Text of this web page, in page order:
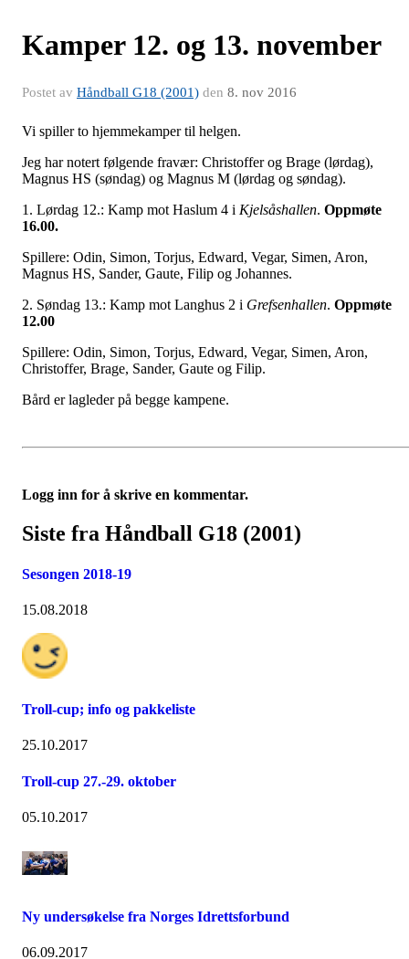
Kamper 12. og 13. november
Postet av Håndball G18 (2001) den 8. nov 2016
Vi spiller to hjemmekamper til helgen.
Jeg har notert følgende fravær: Christoffer og Brage (lørdag),
Magnus HS (søndag) og Magnus M (lørdag og søndag).
1. Lørdag 12.: Kamp mot Haslum 4 i Kjelsåshallen. Oppmøte
16.00.
Spillere: Odin, Simon, Torjus, Edward, Vegar, Simen, Aron,
Magnus HS, Sander, Gaute, Filip og Johannes.
2. Søndag 13.: Kamp mot Langhus 2 i Grefsenhallen. Oppmøte
12.00
Spillere: Odin, Simon, Torjus, Edward, Vegar, Simen, Aron,
Christoffer, Brage, Sander, Gaute og Filip.
Bård er lagleder på begge kampene.
Logg inn for å skrive en kommentar.
Siste fra Håndball G18 (2001)
Sesongen 2018-19
15.08.2018
Troll-cup; info og pakkeliste
25.10.2017
Troll-cup 27.-29. oktober
05.10.2017
Ny undersøkelse fra Norges Idrettsforbund
06.09.2017